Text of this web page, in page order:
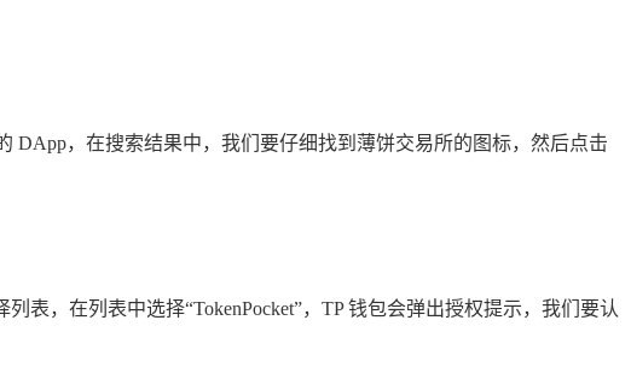
DApp，在搜索结果中，我们要仔细找到薄饼交易所的图标，然后点击
表，在列表中选择“TokenPocket”，TP 钱包会弹出授权提示，我们要认